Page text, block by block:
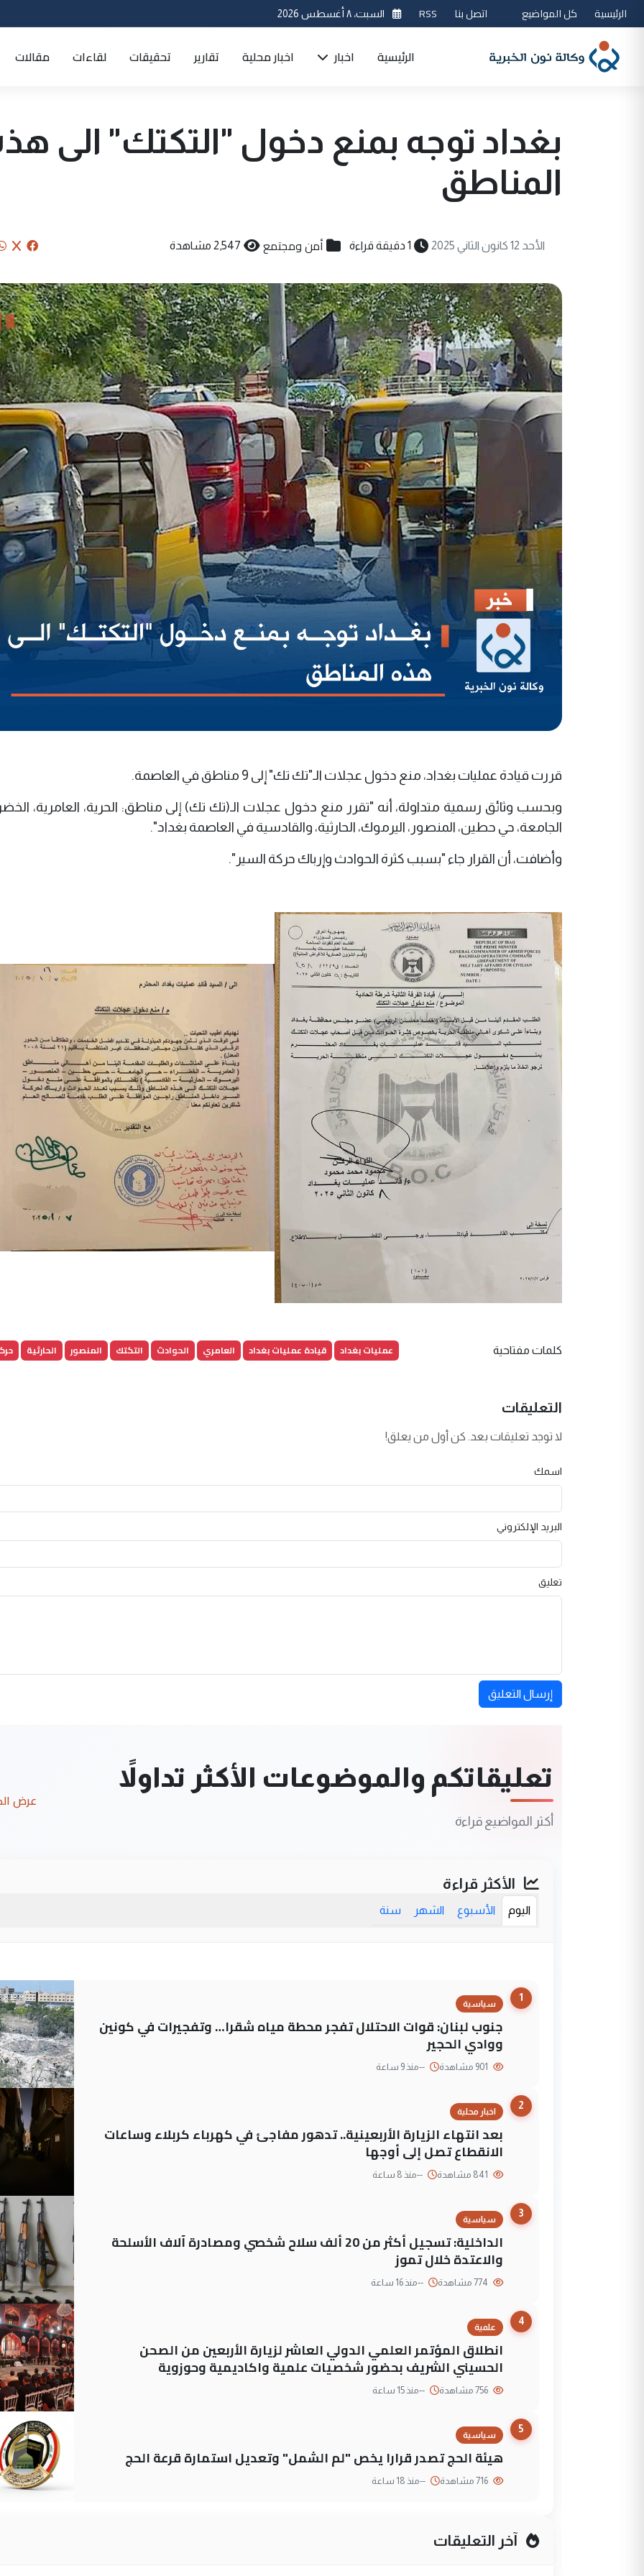
الرئيسية كل المواضيع اتصل بنا RSS السبت، ٨ أغسطس 2026
الرئيسية اخبار اخبار محلية تقارير تحقيقات لقاءات مقالات
بغداد توجه بمنع دخول "التكتك" الى
المناطق
الأحد 12 كانون الثاني 2025 1 دقيقة قراءة أمن ومجتمع 2,547 مشاهدة
قررت قيادة عمليات بغداد، منع دخول عجلات الـ"تك تك" إلى 9 مناطق في العاصمة.
وبحسب وثائق رسمية متداولة، أنه "تقرر منع دخول عجلات الـ(تك تك) إلى مناطق: الحرية، العامرية،
الجامعة، حي حطين، المنصور، اليرموك، الحارثية، والقادسية في العاصمة بغداد".
وأضافت، أن القرار جاء "بسبب كثرة الحوادث وإرباك حركة السير".
كلمات مفتاحية عمليات بغداد قيادة عمليات بغداد العامري الحوادث التكتك المنصور الحارثية
التعليقات
لا توجد تعليقات بعد. كن أول من يعلق!
اسمك
البريد الإلكتروني
تعليق
إرسال التعليق
تعليقاتكم والموضوعات الأكثر تداولاً
أكثر المواضيع قراءة
عرض
الأكثر قراءة
اليوم الأسبوع الشهر سنة
1
سياسية
جنوب لبنان: قوات الاحتلال تفجر محطة مياه شقرا… وتفجيرات في كونين
ووادي الحجير
--منذ 9 ساعة
2
اخبار محلية
بعد انتهاء الزيارة الأربعينية.. تدهور مفاجئ في كهرباء كربلاء وساعات
الانقطاع تصل إلى أوجها
--منذ 8 ساعة
3
سياسية
الداخلية: تسجيل أكثر من 20 ألف سلاح شخصي ومصادرة آلاف الأسلحة
والاعتدة خلال تموز
--منذ 16 ساعة
4
علمية
انطلاق المؤتمر العلمي الدولي العاشر لزيارة الأربعين من الصحن
الحسيني الشريف بحضور شخصيات علمية واكاديمية وحوزوية
--منذ 15 ساعة
5
سياسية
هيئة الحج تصدر قرارا يخص "لم الشمل" وتعديل استمارة قرعة الحج
--منذ 18 ساعة
آخر التعليقات